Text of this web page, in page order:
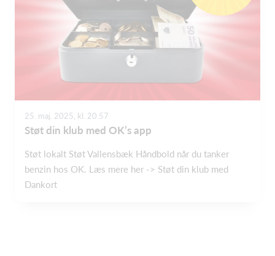
25. maj. 2025, kl. 20.57
Støt din klub med OK’s app
Støt lokalt Støt Vallensbæk Håndbold når du tanker
benzin hos OK. Læs mere her -> Støt din klub med
Dankort